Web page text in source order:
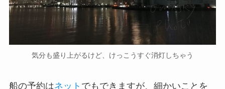
気分も盛り上がるけど、けっこうすぐ消灯しちゃう
船の予約はネット でもできますが、細かいことを